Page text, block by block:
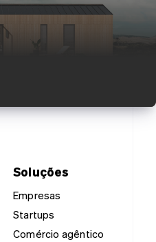
como revista sobre
las
prospera graças a uma
Soluções
Empresas
Startups
Comércio agêntico